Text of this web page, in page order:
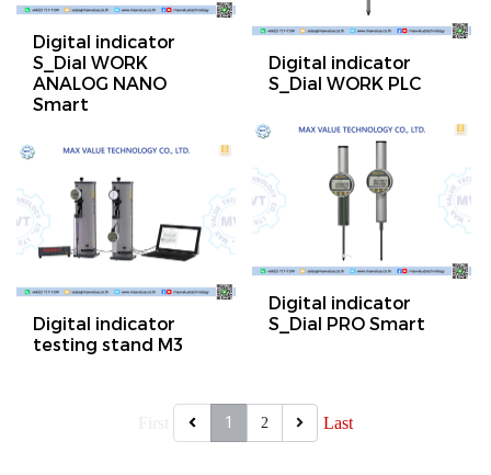
Digital indicator
S_Dial WORK
ANALOG NANO
Smart
Digital indicator
S_Dial WORK PLC
Digital indicator
S_Dial PRO Smart
Digital indicator
testing stand M3
1 2 Last